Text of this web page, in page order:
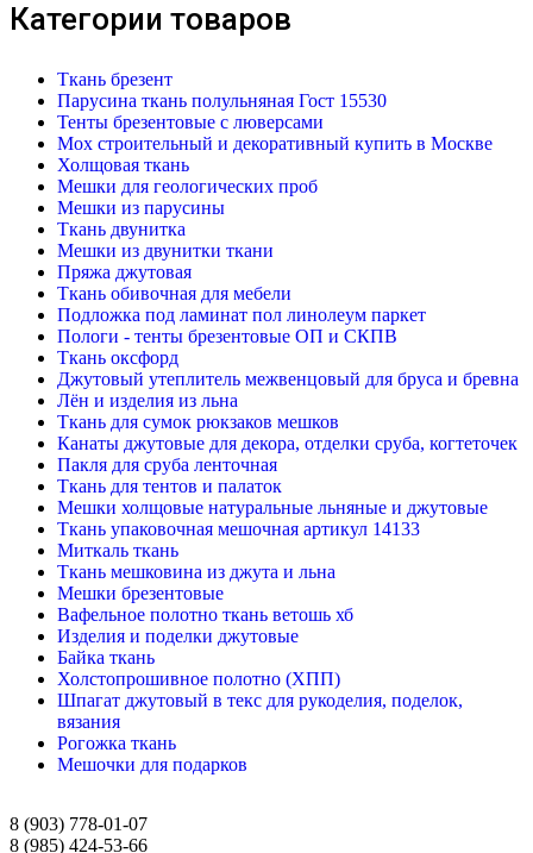
Категории товаров
Ткань брезент
Парусина ткань полульняная Гост 15530
Тенты брезентовые с люверсами
Мох строительный и декоративный купить в Москве
Холщовая ткань
Мешки для геологических проб
Мешки из парусины
Ткань двунитка
Мешки из двунитки ткани
Пряжа джутовая
Ткань обивочная для мебели
Подложка под ламинат пол линолеум паркет
Пологи - тенты брезентовые ОП и СКПВ
Ткань оксфорд
Джутовый утеплитель межвенцовый для бруса и бревна
Лён и изделия из льна
Ткань для сумок рюкзаков мешков
Канаты джутовые для декора, отделки сруба, когтеточек
Пакля для сруба ленточная
Ткань для тентов и палаток
Мешки холщовые натуральные льняные и джутовые
Ткань упаковочная мешочная артикул 14133
Миткаль ткань
Ткань мешковина из джута и льна
Мешки брезентовые
Вафельное полотно ткань ветошь хб
Изделия и поделки джутовые
Байка ткань
Холстопрошивное полотно (ХПП)
Шпагат джутовый в текс для рукоделия, поделок,
вязания
Рогожка ткань
Мешочки для подарков
8 (903) 778-01-07
8 (985) 424-53-66